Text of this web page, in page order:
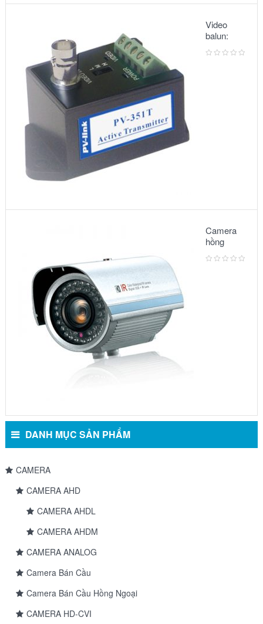
Video
balun:
METSUKI
MS-351T
Camera
hồng
ngoại:
Model
DANH MỤC SẢN PHẨM
CAMERA
CAMERA AHD
CAMERA AHDL
CAMERA AHDM
CAMERA ANALOG
Camera Bán Cầu
Camera Bán Cầu Hồng Ngoại
CAMERA HD-CVI